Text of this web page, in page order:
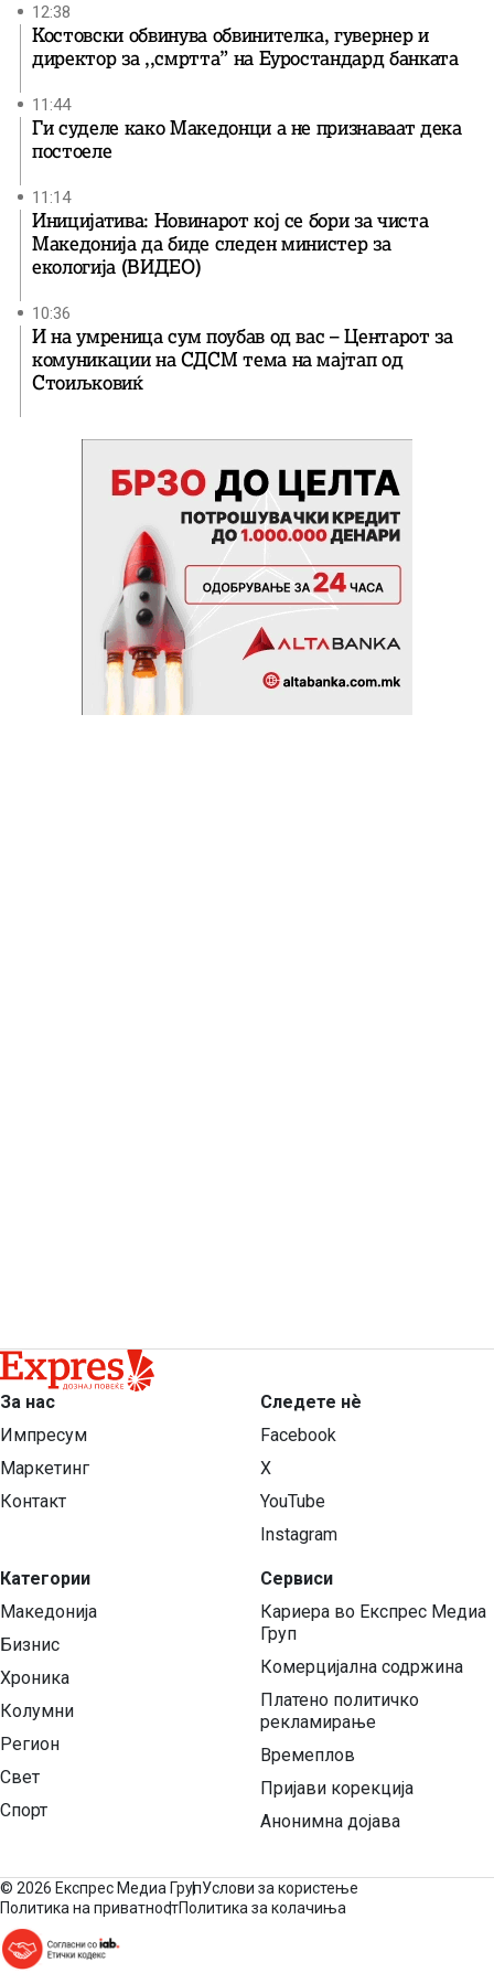
12:38
Костовски обвинува обвинителка, гувернер и
директор за ,,смртта” на Еуростандард банката
11:44
Ги суделе како Македонци а не признаваат дека
постоеле
11:14
Иницијатива: Новинарот кој се бори за чиста
Македонија да биде следен министер за
екологија (ВИДЕО)
10:36
И на умреница сум поубав од вас – Центарот за
комуникации на СДСМ тема на мајтап од
Стоиљковиќ
За нас
Импресум
Маркетинг
Контакт
Категории
Македонија
Бизнис
Хроника
Колумни
Регион
Свет
Спорт
Следете нѐ
Facebook
X
YouTube
Instagram
Сервиси
Кариера во Експрес Медиа
Груп
Комерцијална содржина
Платено политичко
рекламирање
Времеплов
Пријави корекција
Анонимна дојава
© 2026 Експрес Медиа ГрупУслови за користење
Политика на приватностПолитика за колачиња